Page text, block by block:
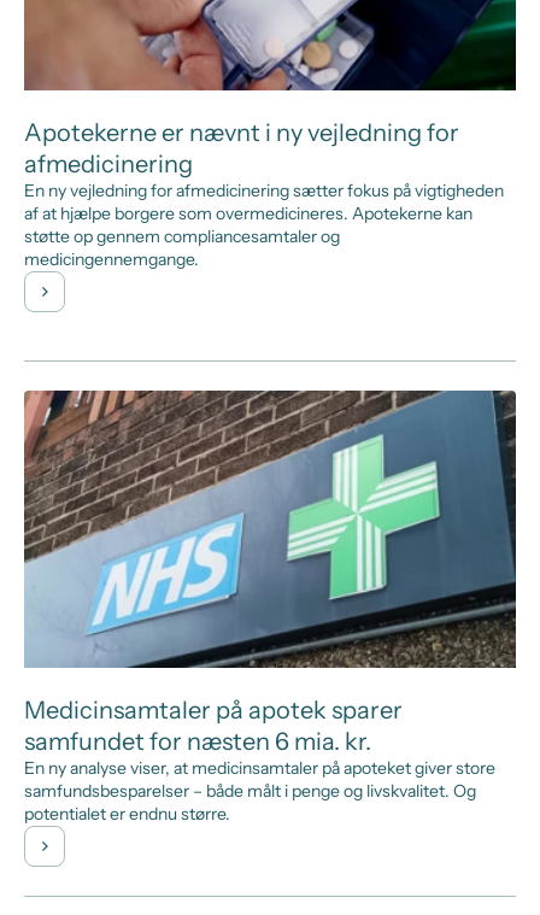
Apotekerne er nævnt i ny vejledning for
afmedicinering
En ny vejledning for afmedicinering sætter fokus på vigtigheden
af at hjælpe borgere som overmedicineres. Apotekerne kan
støtte op gennem compliancesamtaler og
medicingennemgange.
Medicinsamtaler på apotek sparer
samfundet for næsten 6 mia. kr.
En ny analyse viser, at medicinsamtaler på apoteket giver store
samfundsbesparelser – både målt i penge og livskvalitet. Og
potentialet er endnu større.